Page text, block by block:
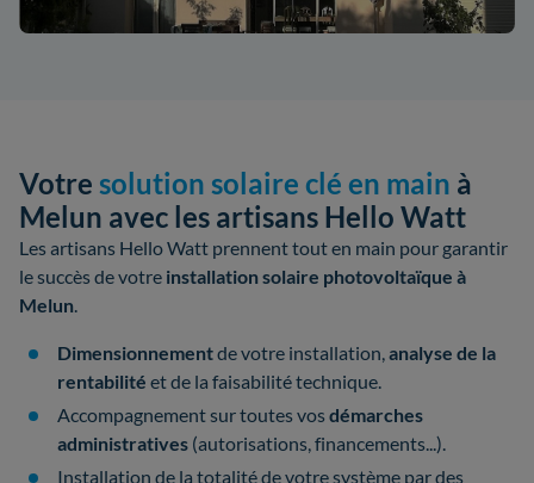
Votre solution solaire clé en main à
Melun avec les artisans Hello Watt
Les artisans Hello Watt prennent tout en main pour garantir
le succès de votre installation solaire photovoltaïque à
Melun
Dimensionnementde votre installation, analyse de la
rentabilité et de la faisabilité technique.
Accompagnement sur toutes vosdémarches
administratives (autorisations, financements...).
Installation de la totalité de votre système par des